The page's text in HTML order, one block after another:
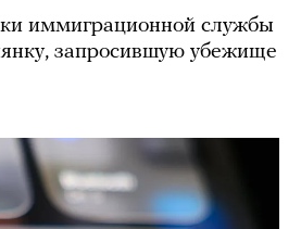
иммиграционной службы
запросившую убежище